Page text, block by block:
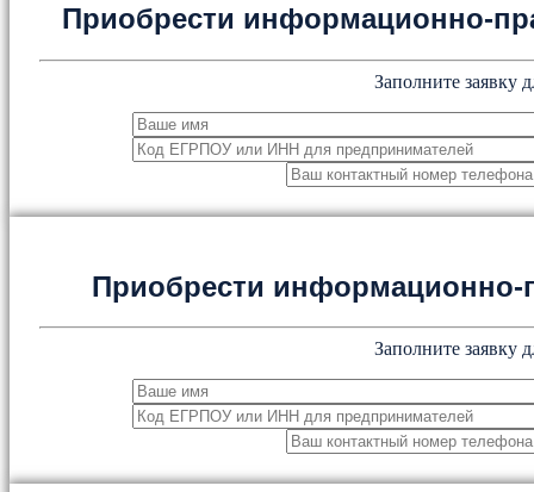
Приобрести информационно-
Заполните заявку
Приобрести
Заполните заявку